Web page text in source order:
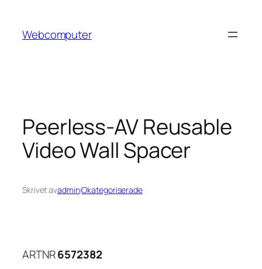
innehåll
Webcomputer
Peerless-AV Reusable
Video Wall Spacer
Skrivet avadminiOkategoriserade
ARTNR6572382